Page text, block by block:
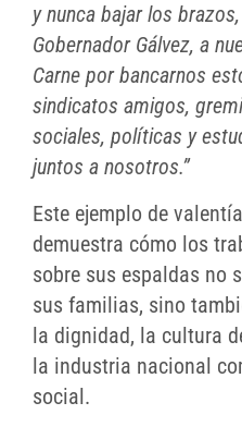
y nunca bajar los
Gobernador Gálvez, a
Carne por bancarnos
sindicatos amigos,
sociales, políticas y
juntos a nosotros.”
Este ejemplo de
demuestra cómo los
sobre sus espaldas no
sus familias, sino
la dignidad, la cultura
la industria nacional
social.